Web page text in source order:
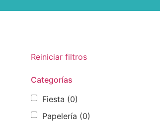
Reiniciar filtros
Categorías
Fiesta (0)
Papelería (0)